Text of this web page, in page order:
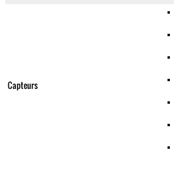
Capteurs